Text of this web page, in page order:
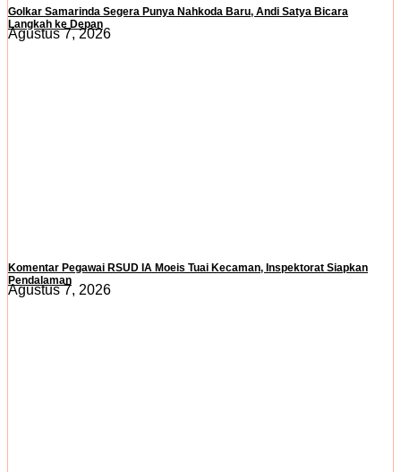
Golkar Samarinda Segera Punya Nahkoda Baru, Andi Satya Bicara
Langkah ke Depan
Agustus 7, 2026
Komentar Pegawai RSUD IA Moeis Tuai Kecaman, Inspektorat Siapkan
Pendalaman
Agustus 7, 2026